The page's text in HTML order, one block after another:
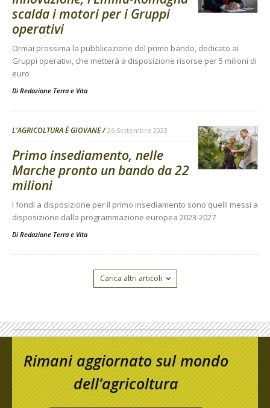
scalda i motori per i Gruppi
operativi
Ormai prossima la pubblicazione del primo bando, dedicato ai
Gruppi operativi, che metterà a disposizione risorse per 5 milioni di
euro
Di Redazione Terra e Vita
L'AGRICOLTURA È GIOVANE 26 Settembre 2023
Primo insediamento, nelle
Marche pronto un bando da 22
milioni
I fondi a disposizione per il primo insediamento sono quelli messi a
disposizione dalla programmazione europea 2023-2027
Di Redazione Terra e Vita
Carica altri articoli
Rimani aggiornato sul mondo
dell’agricoltura